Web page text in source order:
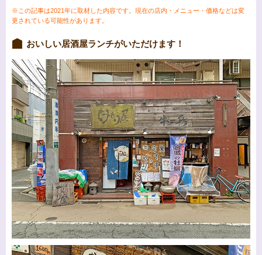
※この記事は2021年に取材した内容です。現在の店内・メニュー・価格などは変
更されている可能性があります。
おいしい居酒屋ランチがいただけます！